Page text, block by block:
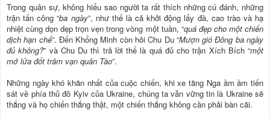
Trong quân sự, không hiểu sao người ta rất thích những cú đánh, những
trận tấn công “ba ngày”, như thế là cả khởi động lấy đà, cao trào và hạ
nhiệt cùng dọn dẹp trọn vẹn trong vòng một tuần, “quá đẹp cho một chiến
dịch hạn chế”. Đến Khổng Minh còn hỏi Chu Du “Mượn gió Đông ba ngày
đủ không?” và Chu Du thì trả lời thế là quá đủ cho trận Xích Bích “một
mớ lửa đốt trăm vạn quân Tào”.
Những ngày khó khăn nhất của cuộc chiến, khi xe tăng Nga ầm ầm tiến
sát về phía thủ đô Kyiv của Ukraine, chúng ta vẫn vững tin là Ukraine sẽ
thắng và họ chiến thắng thật, một chiến thắng không cần phải bàn cãi.